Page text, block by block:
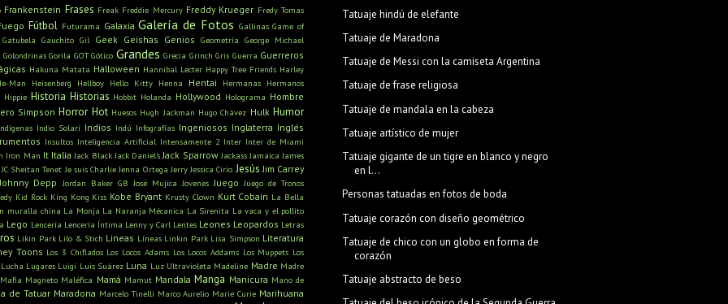
Frankenstein Frases Freak Freddie Mercury Freddy Krueger Fredy Tomas
Fútbol Futurama Galaxia Galería de Fotos Gallinas Game of
Gatubela Gauchito Gil Geek Geishas Genios Geometría George Michael
Golondrinas Gorila GOT Gótico Grandes Grecia Grinch Gris Guerra Guerreros
Hakuna Matata Halloween Hannibal Lecter Happy Tree Friends Harley
Man Heisenberg Hellboy Hello Kitty Henna Hentai Hermanas Hermanos
Hippie Historia Historias Hobbit Holanda Hollywood Holograma Hombre
Simpson Horror Hot Huesos Hugh Jackman Hugo Chávez Hulk Humor
Indio Solari Indios Indú Infografías Ingeniosos Inglaterra Inglés
Insultos Inteligencia Artificial Intensamente 2 Inter Inter de Miami
Iron Man It Italia Jack Black Jack Daniel's Jack Sparrow Jackass Jamaica James
JC Sheitan Tenet Je suis Charlie Jenna Ortega Jerry Jessica Cirio Jesús Jim Carrey
Johnny Depp Jordan Baker GB José Mujica Jovenes Juego Juego de Tronos
Kid Rock King Kong Kiss Kobe Bryant Krusty Clown Kurt Cobain La Bella
muralla china La Monja La Naranja Mécanica La Sirenita La vaca y el pollito
Lego Lencería Lencería Íntima Lenny y Carl Lentes Leones Leopardos Letras
Likin Park Lilo & Stich Lineas Líneas Linkin Park Lisa Simpson Literatura
Toons Los 3 Chiflados Los Locos Adams Los Locos Addams Los Muppets Los
Lucha Lugares Luigi Luis Suárez Luna Luz Ultravioleta Madeline Madre Madre
Mafia Magneto Maléfica Mamá Mamut Mandala Manga Manicura Mano de
de Tatuar Maradona Marcelo Tinelli Marco Aurelio Marie Curie Marihuana
Tatuaje hindú de elefante
Tatuaje de Maradona
Tatuaje de Messi con la camiseta Argentina
Tatuaje de frase religiosa
Tatuaje de mandala en la cabeza
Tatuaje artístico de mujer
Tatuaje gigante de un tigre en blanco y negro
en l...
Personas tatuadas en fotos de boda
Tatuaje corazón con diseño geométrico
Tatuaje de chico con un globo en forma de
corazón
Tatuaje abstracto de beso